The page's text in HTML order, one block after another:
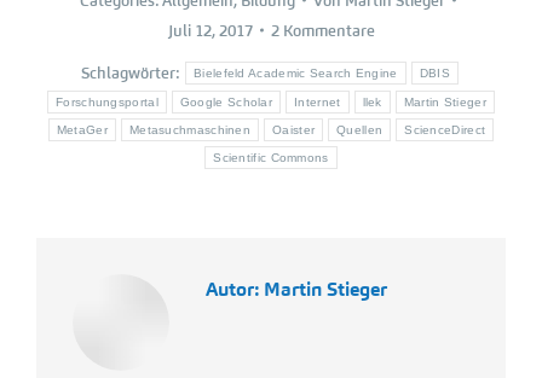
Juli 12, 2017
2 Kommentare
Schlagwörter: Bielefeld Academic Search Engine DBIS
Forschungsportal Google Scholar Internet llek Martin Stieger
MetaGer Metasuchmaschinen Oaister Quellen ScienceDirect
Scientific Commons
Autor: Martin Stieger